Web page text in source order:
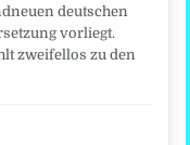
deutschen
vorliegt.
zweifellos zu den